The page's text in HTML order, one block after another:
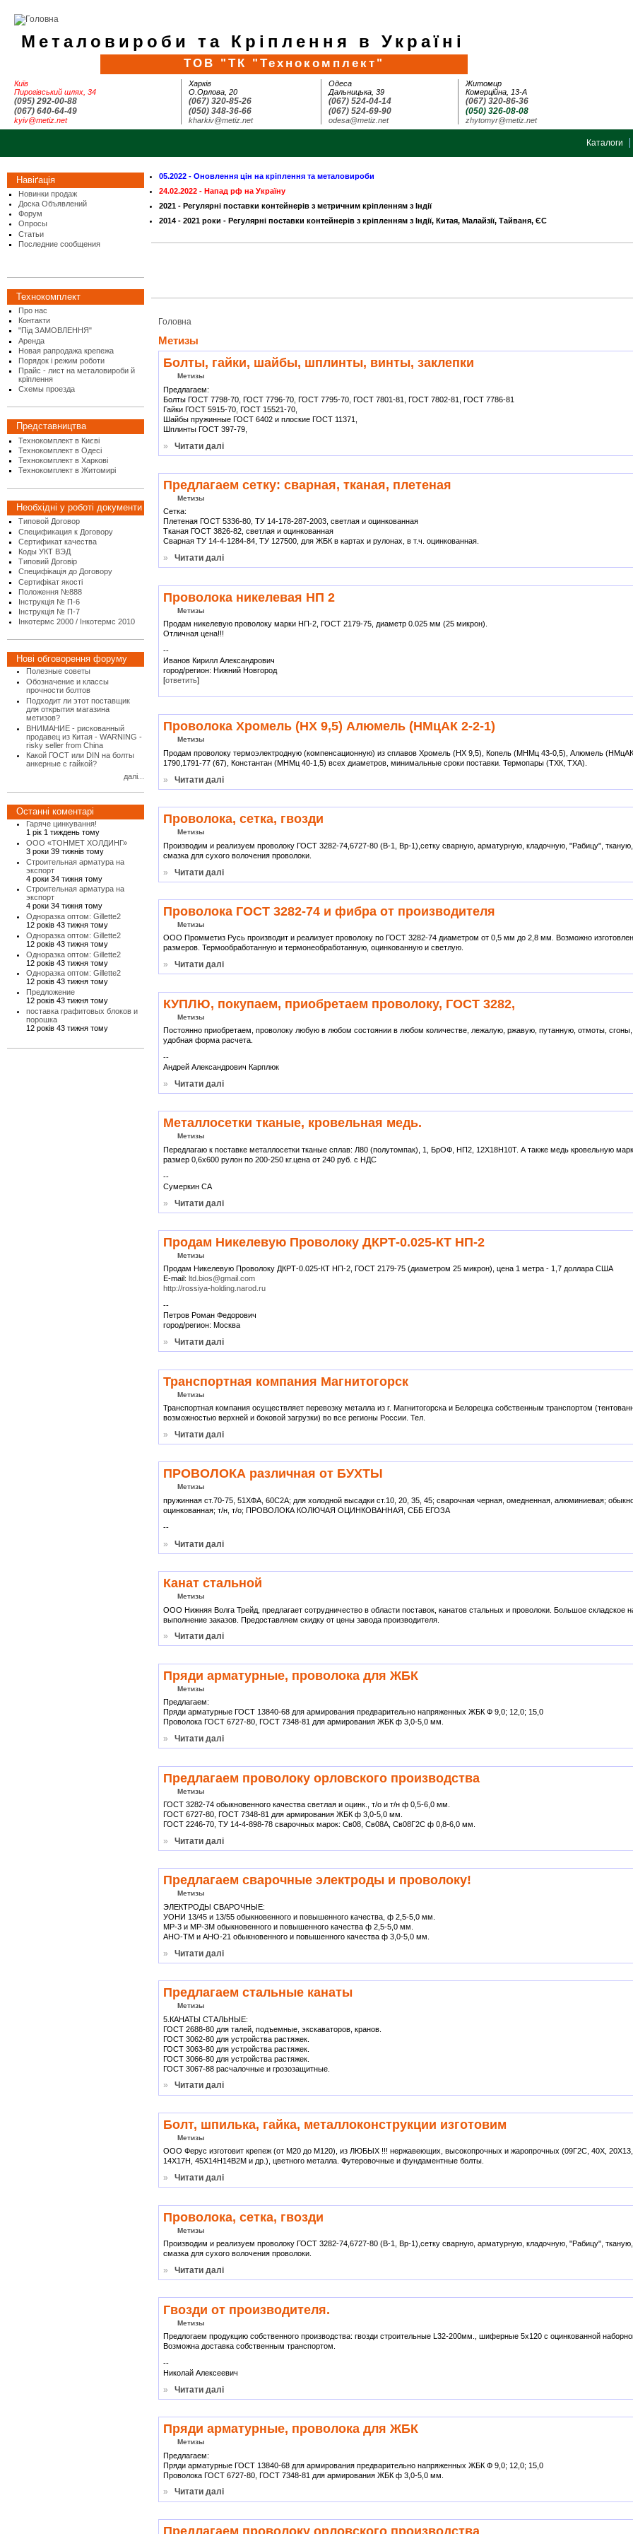
Металовироби та Кріплення в Україні
ТОВ "ТК "Технокомплект"
Київ
Пирогівський шлях, 34
(095) 292-00-88
(067) 640-64-49
kyiv@metiz.net
Харків
О.Орлова, 20
(067) 320-85-26
(050) 348-36-66
kharkiv@metiz.net
Одеса
Дальницька, 39
(067) 524-04-14
(067) 524-69-90
odesa@metiz.net
Житомир
Комерційна, 13-А
(067) 320-86-36
(050) 326-08-08
zhytomyr@metiz.net
Каталоги
Навіґація
Новинки продаж
Доска Объявлений
Форум
Опросы
Статьи
Последние сообщения
Технокомплект
Про нас
Контакти
"Під ЗАМОВЛЕННЯ"
Аренда
Новая рапродажа крепежа
Порядок і режим роботи
Прайс - лист на металовироби й
кріплення
Схемы проезда
Представництва
Технокомплект в Києві
Технокомплект в Одесі
Технокомплект в Харкові
Технокомплект в Житомирі
Необхідні у роботі документи
Типовой Договор
Спецификация к Договору
Сертификат качества
Коды УКТ ВЭД
Типовий Договір
Специфікація до Договору
Сертифікат якості
Положення №888
Інструкція № П-6
Інструкція № П-7
Інкотермс 2000 / Інкотермс 2010
Нові обговорення форуму
Полезные советы
Обозначение и классы
прочности болтов
Подходит ли этот поставщик
для открытия магазина
метизов?
ВНИМАНИЕ - рискованный
продавец из Китая - WARNING -
risky seller from China
Какой ГОСТ или DIN на болты
анкерные с гайкой?
далі...
Останні коментарі
Гаряче цинкування!
1 рік 1 тиждень тому
ООО «ТОНМЕТ ХОЛДИНГ»
3 роки 39 тижнів тому
Строительная арматура на
экспорт
4 роки 34 тижня тому
Строительная арматура на
экспорт
4 роки 34 тижня тому
Одноразка оптом: Gillette2
12 років 43 тижня тому
Одноразка оптом: Gillette2
12 років 43 тижня тому
Одноразка оптом: Gillette2
12 років 43 тижня тому
Одноразка оптом: Gillette2
12 років 43 тижня тому
Предложение
12 років 43 тижня тому
поставка графитовых блоков и
порошка
12 років 43 тижня тому
05.2022 - Оновлення цін на кріплення та металовироби
24.02.2022 - Напад рф на Україну
2021 - Регулярні поставки контейнерів з метричним кріпленням з Індії
2014 - 2021 роки - Регулярні поставки контейнерів з кріпленням з Індії, Китая, Малайзії, Тайваня, ЄС
Головна
Метизы
Болты, гайки, шайбы, шплинты, винты, заклепки
Метизы
Предлагаем:
Болты ГОСТ 7798-70, ГОСТ 7796-70, ГОСТ 7795-70, ГОСТ 7801-81, ГОСТ 7802-81, ГОСТ 7786-81
Гайки ГОСТ 5915-70, ГОСТ 15521-70,
Шайбы пружинные ГОСТ 6402 и плоские ГОСТ 11371,
Шплинты ГОСТ 397-79,
» Читати далі
Предлагаем сетку: сварная, тканая, плетеная
Метизы
Сетка:
Плетеная ГОСТ 5336-80, ТУ 14-178-287-2003, светлая и оцинкованная
Тканая ГОСТ 3826-82, светлая и оцинкованная
Сварная ТУ 14-4-1284-84, ТУ 127500, для ЖБК в картах и рулонах, в т.ч. оцинкованная.
» Читати далі
Проволока никелевая НП 2
Метизы
Продам никелевую проволоку марки НП-2, ГОСТ 2179-75, диаметр 0.025 мм (25 микрон).
Отличная цена!!!
--
Иванов Кирилл Александрович
город/регион: Нижний Новгород
[ответить]
Проволока Хромель (НХ 9,5) Алюмель (НМцАК 2-2-1)
Метизы
Продам проволоку термоэлектродную (компенсационную) из сплавов Хромель (НХ 9,5), Копель (МНМц 43-0,5), Алюмель
1790,1791-77 (67), Константан (МНМц 40-1,5) всех диаметров, минимальные сроки поставки. Термопары (ТХК, ТХА).
» Читати далі
Проволока, сетка, гвозди
Метизы
Производим и реализуем проволоку ГОСТ 3282-74,6727-80 (В-1, Вр-1),сетку сварную, арматурную, кладочную, "Рабицу", тканую,
смазка для сухого волочения проволоки.
» Читати далі
Проволока ГОСТ 3282-74 и фибра от производителя
Метизы
ООО Промметиз Русь производит и реализует проволоку по ГОСТ 3282-74 диаметром от 0,5 мм до 2,8 мм. Возможно
размеров. Термообработанную и термонеобработанную, оцинкованную и светлую.
» Читати далі
КУПЛЮ, покупаем, приобретаем проволоку, ГОСТ 3282,
Метизы
Постоянно приобретаем, проволоку любую в любом состоянии в любом количестве, лежалую, ржавую, путанную, отмоты,
удобная форма расчета.
--
Андрей Александрович Карплюк
» Читати далі
Металлосетки тканые, кровельная медь.
Метизы
Передлагаю к поставке металлосетки тканые сплав: Л80 (полутомпак), 1, БрОФ, НП2, 12Х18Н10Т. А также медь кровельную
размер 0,6х600 рулон по 200-250 кг.цена от 240 руб. с НДС
--
Сумеркин СА
» Читати далі
Продам Никелевую Проволоку ДКРТ-0.025-КТ НП-2
Метизы
Продам Никелевую Проволоку ДКРТ-0.025-КТ НП-2, ГОСТ 2179-75 (диаметром 25 микрон), цена 1 метра - 1,7 доллара США
E-mail: ltd.bios@gmail.com
http://rossiya-holding.narod.ru
--
Петров Роман Федорович
город/регион: Москва
» Читати далі
Транспортная компания Магнитогорск
Метизы
Транспортная компания осуществляет перевозку металла из г. Магнитогорска и Белорецка собственным транспортом
возможностью верхней и боковой загрузки) во все регионы России. Тел.
» Читати далі
ПРОВОЛОКА различная от БУХТЫ
Метизы
пружинная ст.70-75, 51ХФА, 60С2А; для холодной высадки ст.10, 20, 35, 45; сварочная черная, омедненная, алюминиевая;
оцинкованная; т/н, т/о; ПРОВОЛОКА КОЛЮЧАЯ ОЦИНКОВАННАЯ, СББ ЕГОЗА
--
» Читати далі
Канат стальной
Метизы
ООО Нижняя Волга Трейд, предлагает сотрудничество в области поставок, канатов стальных и проволоки. Большое складское
выполнение заказов. Предоставляем скидку от цены завода производителя.
» Читати далі
Пряди арматурные, проволока для ЖБК
Метизы
Предлагаем:
Пряди арматурные ГОСТ 13840-68 для армирования предварительно напряженных ЖБК Ф 9,0; 12,0; 15,0
Проволока ГОСТ 6727-80, ГОСТ 7348-81 для армирования ЖБК ф 3,0-5,0 мм.
» Читати далі
Предлагаем проволоку орловского производства
Метизы
ГОСТ 3282-74 обыкновенного качества светлая и оцинк., т/о и т/н ф 0,5-6,0 мм.
ГОСТ 6727-80, ГОСТ 7348-81 для армирования ЖБК ф 3,0-5,0 мм.
ГОСТ 2246-70, ТУ 14-4-898-78 сварочных марок: Св08, Св08А, Св08Г2С ф 0,8-6,0 мм.
» Читати далі
Предлагаем сварочные электроды и проволоку!
Метизы
ЭЛЕКТРОДЫ СВАРОЧНЫЕ:
УОНИ 13/45 и 13/55 обыкновенного и повышенного качества, ф 2,5-5,0 мм.
МР-3 и МР-3М обыкновенного и повышенного качества ф 2,5-5,0 мм.
АНО-ТМ и АНО-21 обыкновенного и повышенного качества ф 3,0-5,0 мм.
» Читати далі
Предлагаем стальные канаты
Метизы
5.КАНАТЫ СТАЛЬНЫЕ:
ГОСТ 2688-80 для талей, подъемные, экскаваторов, кранов.
ГОСТ 3062-80 для устройства растяжек.
ГОСТ 3063-80 для устройства растяжек.
ГОСТ 3066-80 для устройства растяжек.
ГОСТ 3067-88 расчалочные и грозозащитные.
» Читати далі
Болт, шпилька, гайка, металлоконструкции изготовим
Метизы
ООО Ферус изготовит крепеж (от М20 до М120), из ЛЮБЫХ !!! нержавеющих, высокопрочных и жаропрочных (09Г2С, 40Х,
14Х17Н, 45Х14Н14В2М и др.), цветного металла. Футеровочные и фундаментные болты.
» Читати далі
Проволока, сетка, гвозди
Метизы
Производим и реализуем проволоку ГОСТ 3282-74,6727-80 (В-1, Вр-1),сетку сварную, арматурную, кладочную, "Рабицу", тканую,
смазка для сухого волочения проволоки.
» Читати далі
Гвозди от производителя.
Метизы
Предлогаем продукцию собственного производства: гвозди строительные L32-200мм., шиферные 5х120 с оцинкованной
Возможна доставка собственным транспортом.
--
Николай Алексеевич
» Читати далі
Пряди арматурные, проволока для ЖБК
Метизы
Предлагаем:
Пряди арматурные ГОСТ 13840-68 для армирования предварительно напряженных ЖБК Ф 9,0; 12,0; 15,0
Проволока ГОСТ 6727-80, ГОСТ 7348-81 для армирования ЖБК ф 3,0-5,0 мм.
» Читати далі
Предлагаем проволоку орловского производства